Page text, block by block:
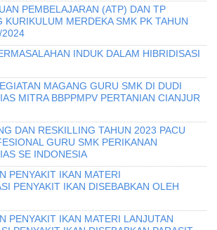
PEMBELAJARAN (ATP) DAN TP
KURIKULUM MERDEKA SMK PK TAHUN
2024
INDUK DALAM HIBRIDISASI
MAGANG GURU SMK DI DUDI
MITRA BBPPMPV PERTANIAN CIANJUR
DAN RESKILLING TAHUN 2023 PACU
GURU SMK PERIKANAN
SE INDONESIA
PENYAKIT IKAN MATERI
PENYAKIT IKAN DISEBABKAN OLEH
PENYAKIT IKAN MATERI LANJUTAN